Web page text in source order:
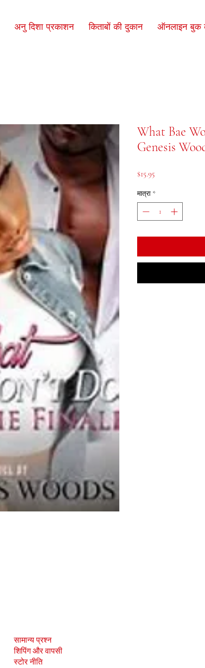
अनु दिशा प्रकाशन किताबों की दुकान ऑनलाइन बुक
What Bae
Genesis
$15.95
मात्रा *
सामान्य प्रश्न
शिपिंग और वापसी
स्टोर नीति